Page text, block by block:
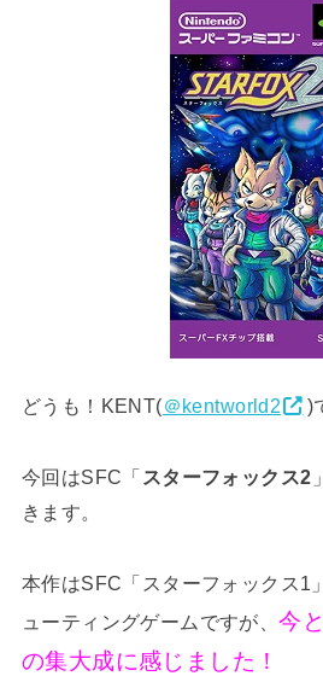
どうも！KENT(＠kentworld2 )
今回はSFC「 スターフォックス2
きます。
本作はSFC「スターフォックス1
ューティングゲームですが、今
の集大成に感じました！